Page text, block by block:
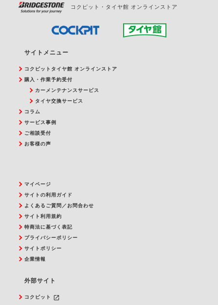
コクピット・タイヤ館 オンラインストア
サイトメニュー
コクピットタイヤ館 オンラインストア
購入・作業予約受付
カーメンテナンスサービス
タイヤ交換サービス
コラム
サービス事例
ご相談受付
お客様の声
マイページ
サイトの利用ガイド
よくあるご質問／お問合わせ
サイト利用規約
特商法に基づく表記
プライバシーポリシー
サイトポリシー
企業情報
外部サイト
コクピット
launch